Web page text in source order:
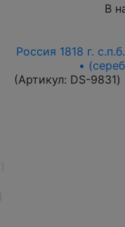
В
Россия 1818 г.
•
(Артикул: DS-9831)